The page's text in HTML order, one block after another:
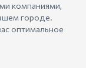
компаниями,
городе.
оптимальное